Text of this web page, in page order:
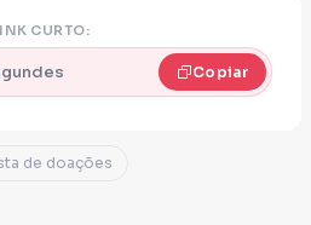
CURTO:
Copiar
de doações